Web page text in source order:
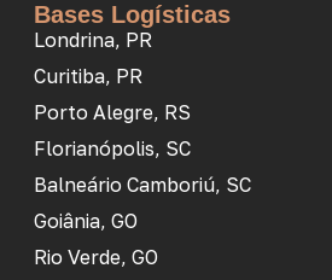
Bases Logísticas
Londrina, PR
Curitiba, PR
Porto Alegre, RS
Florianópolis, SC
Balneário Camboriú, SC
Goiânia, GO
Rio Verde, GO